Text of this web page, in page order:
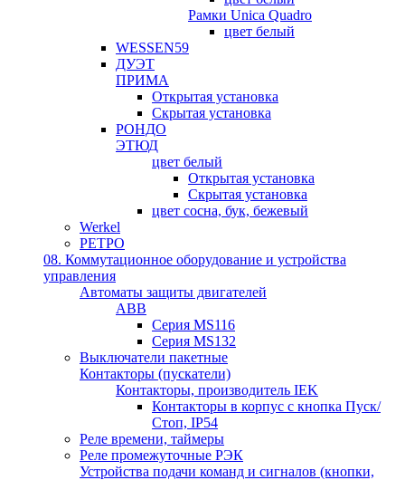
Рамки Unica Quadro
цвет белый
WESSEN59
ДУЭТ
ПРИМА
Открытая установка
Скрытая установка
РОНДО
ЭТЮД
цвет белый
Открытая установка
Скрытая установка
цвет сосна, бук, бежевый
Werkel
РЕТРО
08. Коммутационное оборудование и устройства
управления
Автоматы защиты двигателей
ABB
Серия MS116
Серия MS132
Выключатели пакетные
Контакторы (пускатели)
Контакторы, производитель IEK
Контакторы в корпус с кнопка Пуск/
Стоп, IP54
Реле времени, таймеры
Реле промежуточные РЭК
Устройства подачи команд и сигналов (кнопки,